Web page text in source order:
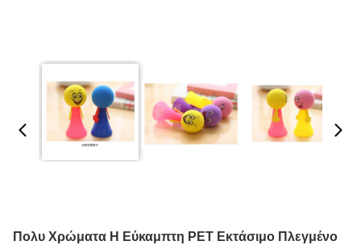
Πολυ Χρώματα Η Εύκαμπτη PET Εκτάσιμο Πλεγμένο